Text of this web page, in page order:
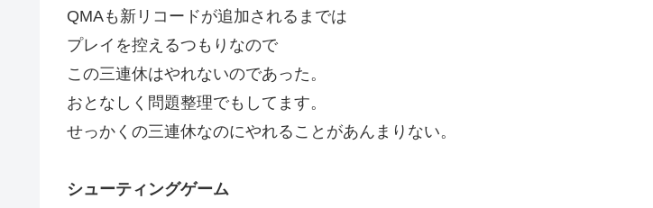
QMAも新リコードが追加されるまでは
プレイを控えるつもりなので
この三連休はやれないのであった。
おとなしく問題整理でもしてます。
せっかくの三連休なのにやれることがあんまりない。
シューティングゲーム